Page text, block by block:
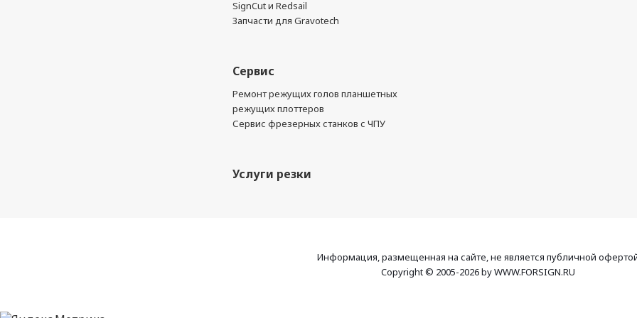
SignCut и Redsail
Запчасти для Gravotech
Сервис
Ремонт режущих голов планшетных
режущих плоттеров
Сервис фрезерных станков с ЧПУ
Услуги резки
Информация, размещенная на сайте, не является публичной
Copyright © 2005-2026 by WWW.FORSIGN.RU